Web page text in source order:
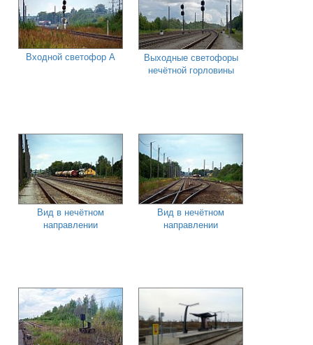
Входной светофор А
Выходные светофоры
нечётной горловины
Вид в нечётном
направлении
Вид в нечётном
направлении